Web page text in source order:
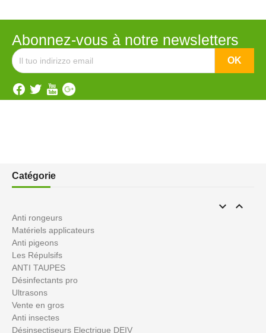
Abonnez-vous à notre newsletters
Catégorie
 
Anti rongeurs
Matériels applicateurs
Anti pigeons
Les Répulsifs
ANTI TAUPES
Désinfectants pro
Ultrasons
Vente en gros
Anti insectes
Désinsectiseurs Electrique DEIV